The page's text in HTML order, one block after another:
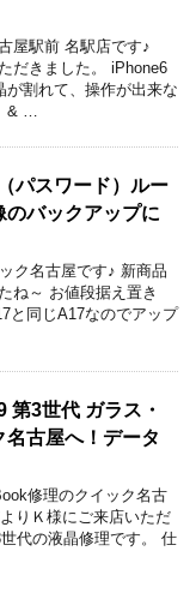
屋駅前 名駅店です♪
だきました。 iPhone6
割れて、操作が出来な
& …
パスワード）ルー
のバックアップに
ク名古屋です♪ 新商品
ね～ お値段据え置き
と同じA17なのでアップ
第3世代 ガラス・
古屋へ！データ
修理のクイック名古
りＫ様にご来店いただ
代の液晶修理です。 仕